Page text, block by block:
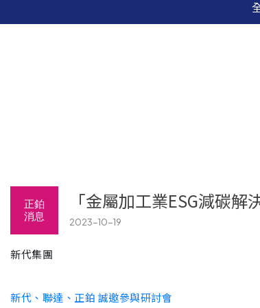
正鉑
消息
「金屬加工業ESG減碳
2023-10-19
新代集團
新代、聯達、正鉑 誠邀參與研討會